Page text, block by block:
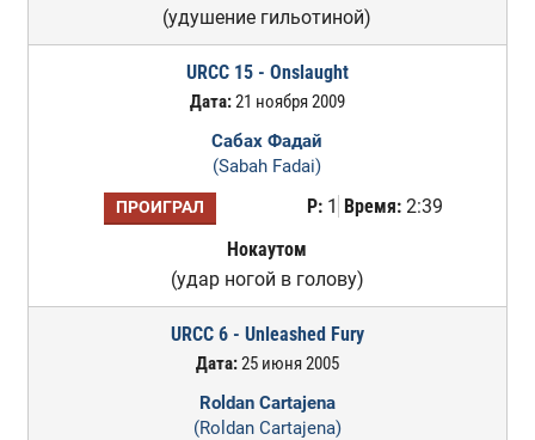
(удушение гильотиной)
URCC 15 - Onslaught
Дата:21 ноября 2009
Сабах Фадай
(Sabah Fadai)
ПРОИГРАЛ Р:1 Время:2:39
Нокаутом
(удар ногой в голову)
URCC 6 - Unleashed Fury
Дата:25 июня 2005
Roldan Cartajena
(Roldan Cartajena)